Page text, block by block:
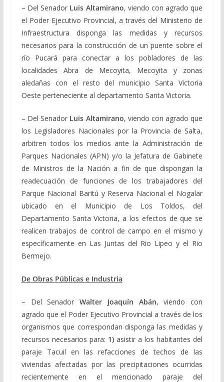
– Del Senador Luis Altamirano, viendo con agrado que
el Poder Ejecutivo Provincial, a través del Ministerio de
Infraestructura disponga las medidas y recursos
necesarios para la construcción de un puente sobre el
río Pucará para conectar a los pobladores de las
localidades Abra de Mecoyita, Mecoyita y zonas
aledañas con el resto del municipio Santa Victoria
Oeste perteneciente al departamento Santa Victoria.
– Del Senador Luis Altamirano, viendo con agrado que
los Legisladores Nacionales por la Provincia de Salta,
arbitren todos los medios ante la Administración de
Parques Nacionales (APN) y/o la Jefatura de Gabinete
de Ministros de la Nación a fin de que dispongan la
readecuación de funciones de los trabajadores del
Parque Nacional Baritú y Reserva Nacional el Nogalar
ubicado en el Municipio de Los Toldos, del
Departamento Santa Victoria, a los efectos de que se
realicen trabajos de control de campo en el mismo y
específicamente en Las Juntas del Rio Lipeo y el Rio
Bermejo.
De Obras Públicas e Industria
– Del SenadorWalter Joaquín Abán, viendo con
agrado que el Poder Ejecutivo Provincial a través de los
organismos que correspondan disponga las medidas y
recursos necesarios para: 1)asistir a los habitantes del
paraje Tacuil en las refacciones de techos de las
viviendas afectadas por las precipitaciones ocurridas
recientemente en el mencionado paraje del